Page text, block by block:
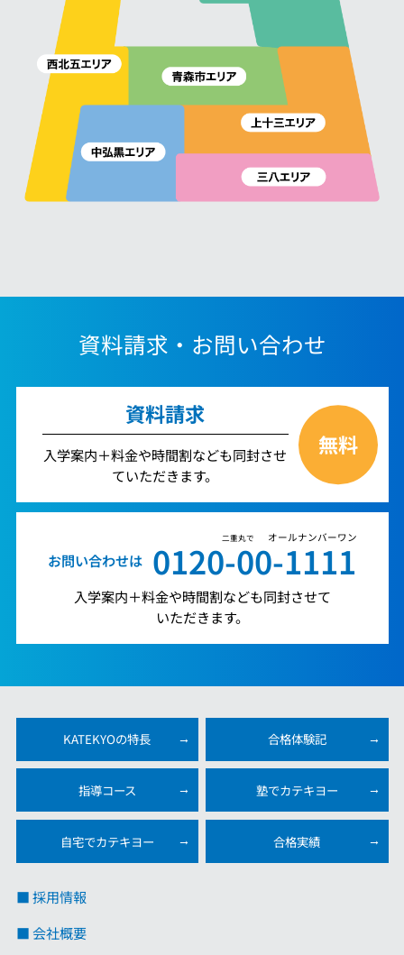
資料請求・お問い合わせ
資料請求
入学案内＋料金や時間割なども同封させ
ていただきます。
無料
二重丸で オールナンバーワン
お問い合わせは 0120-00-1111
入学案内＋料金や時間割なども同封させて
いただきます。
KATEKYOの特長 合格体験記
指導コース 塾でカテキヨー
自宅でカテキヨー 合格実績
■ 採用情報
■ 会社概要